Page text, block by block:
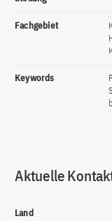
Fachgebiet
Keywords
Aktuelle
Land